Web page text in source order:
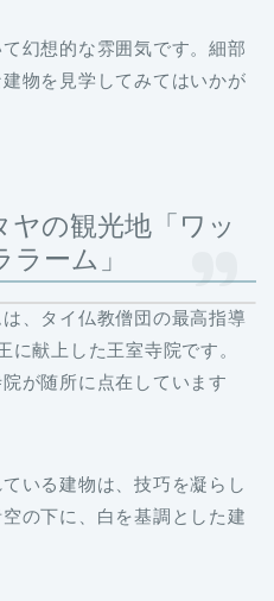
幻想的な雰囲気です。細部
物を見学してみてはいかが
ヤの観光地「ワッ
ーム」
、タイ仏教僧団の最高指導
に献上した王室寺院です。
が随所に点在しています
いる建物は、技巧を凝らし
の下に、白を基調とした建